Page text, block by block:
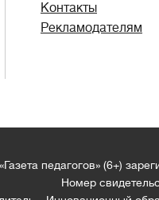
Контакты
Рекламодателям
педагогов» (6+)
Номер